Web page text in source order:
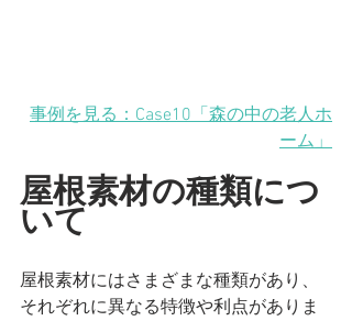
事例を見る：Case10「森の中の老人ホ
ーム」
屋根素材の種類につ
いて
屋根素材にはさまざまな種類があり、
それぞれに異なる特徴や利点がありま